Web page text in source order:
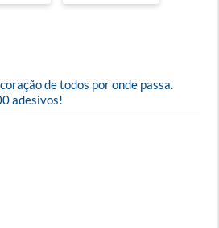
de todos por onde passa.
adesivos!